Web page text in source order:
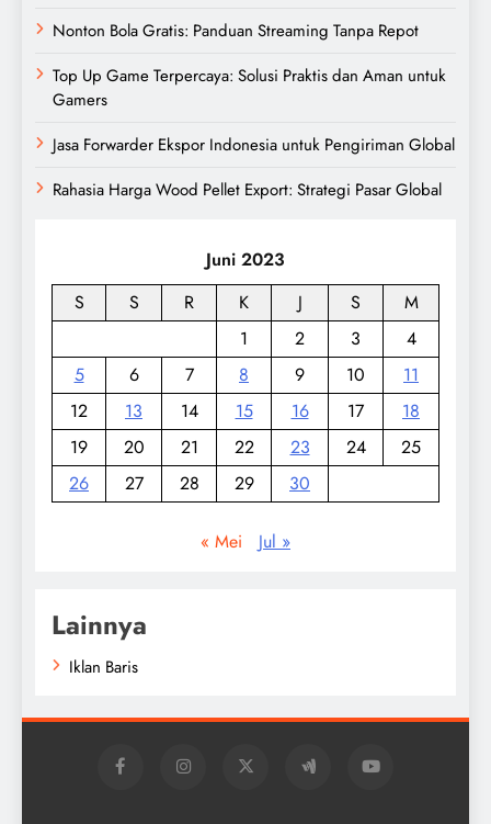
Nonton Bola Gratis: Panduan Streaming Tanpa Repot
Top Up Game Terpercaya: Solusi Praktis dan Aman untuk
Gamers
Jasa Forwarder Ekspor Indonesia untuk Pengiriman Global
Rahasia Harga Wood Pellet Export: Strategi Pasar Global
Juni 2023
S
S R K J S
M
1
2 3
4
5
6 7 8 9 10
11
12
13 14 15 16 17
18
19
20 21 22 23 24
25
26
27 28 29 30
« Mei Jul »
Lainnya
Iklan Baris